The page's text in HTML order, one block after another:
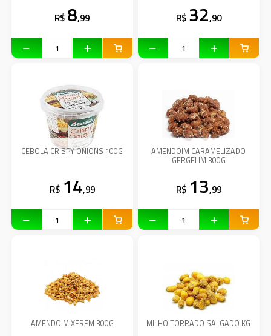
R$ 8,99 R$ 32,90
CEBOLA CRISPY ONIONS 100G
R$ 14,99
AMENDOIM CARAMELIZADO
GERGELIM 300G
R$ 13,99
AMENDOIM XEREM 300G MILHO TORRADO SALGADO KG